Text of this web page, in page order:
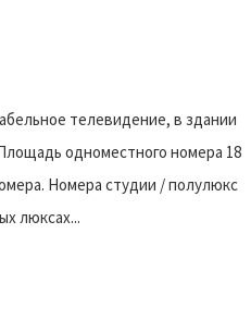
телевидение, в здании
одноместного номера 18
Номера студии / полулюкс
люксах...